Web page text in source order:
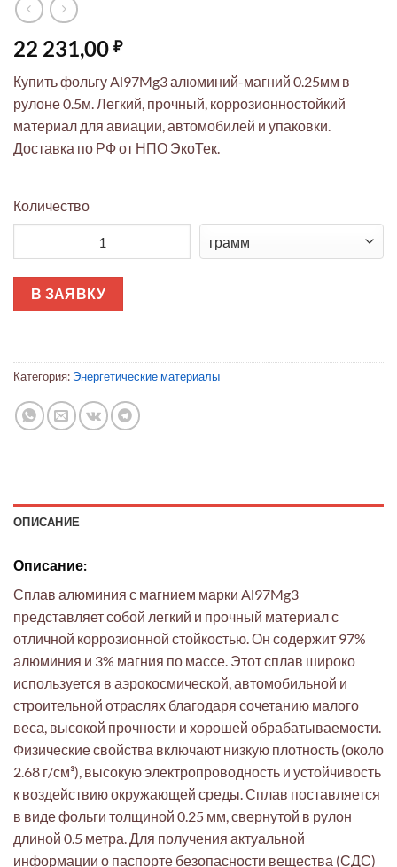
22 231,00 ₽
Купить фольгу Al97Mg3 алюминий-магний 0.25мм в
рулоне 0.5м. Легкий, прочный, коррозионностойкий
материал для авиации, автомобилей и упаковки.
Доставка по РФ от НПО ЭкоТек.
Количество
В ЗАЯВКУ
Категория: Энергетические материалы
ОПИСАНИЕ
Описание:
Сплав алюминия с магнием марки Al97Mg3
представляет собой легкий и прочный материал с
отличной коррозионной стойкостью. Он содержит 97%
алюминия и 3% магния по массе. Этот сплав широко
используется в аэрокосмической, автомобильной и
строительной отраслях благодаря сочетанию малого
веса, высокой прочности и хорошей обрабатываемости.
Физические свойства включают низкую плотность (около
2.68 г/см³), высокую электропроводность и устойчивость
к воздействию окружающей среды. Сплав поставляется
в виде фольги толщиной 0.25 мм, свернутой в рулон
длиной 0.5 метра. Для получения актуальной
информации о паспорте безопасности вещества (СДС)